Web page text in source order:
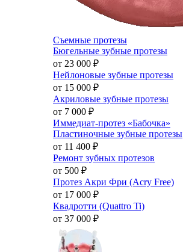
Съемные протезы
Бюгельные зубные протезы
от 23 000 ₽
Нейлоновые зубные протезы
от 15 000 ₽
Акриловые зубные протезы
от 7 000 ₽
Иммедиат-протез «Бабочка»
Пластиночные зубные протезы
от 11 400 ₽
Ремонт зубных протезов
от 500 ₽
Протез Акри Фри (Acry Free)
от 17 000 ₽
Квадротти (Quattro Ti)
от 37 000 ₽